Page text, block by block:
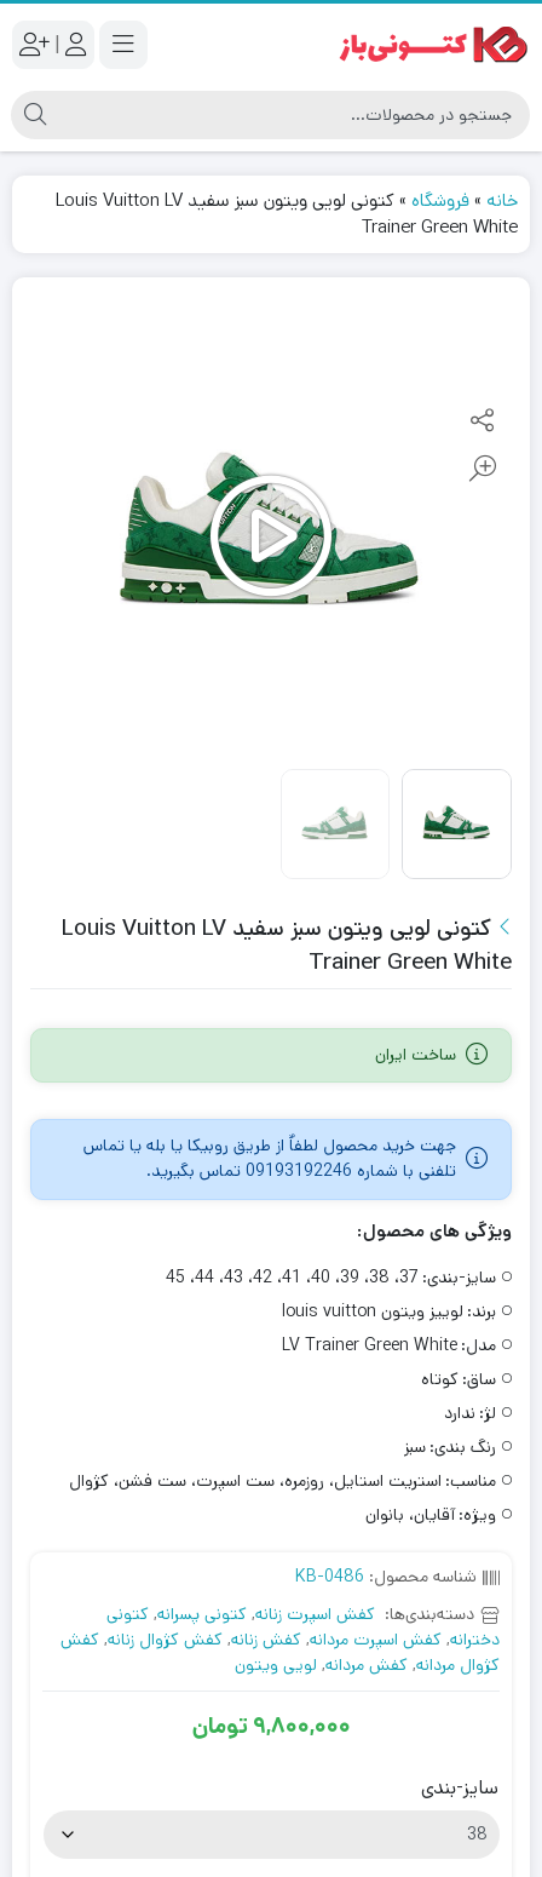
|
خانه »فروشگاه »
کتونی لویی ویتون سبز سفید Louis Vuitton LV
Trainer Green White
کتونی لویی ویتون سبز سفید Louis Vuitton LV
Trainer Green White
ساخت ایران
جهت خرید محصول لطفاٌ از طریق روبیکا یا بله یا تماس
تلفنی با شماره 09193192246 تماس بگیرید.
ویژگی های محصول:
سایز-بندی: 37، 38، 39، 40، 41، 42، 43، 44، 45
برند: لوییز ویتون louis vuitton
مدل: LV Trainer Green White
ساق: کوتاه
لژ: ندارد
رنگ بندی: سبز
مناسب: استریت استایل، روزمره، ست اسپرت، ست فشن، کژوال
ویژه: آقایان، بانوان
شناسه محصول: KB-0486
دسته‌بندی‌ها: کفش اسپرت زنانه, کتونی پسرانه, کتونی
دخترانه, کفش اسپرت مردانه, کفش زنانه, کفش کژوال زنانه, کفش
کژوال مردانه, کفش مردانه, لویی ویتون
9,800,000 تومان
سایز-بندی